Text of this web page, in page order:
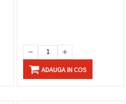
ADAUGA IN COS